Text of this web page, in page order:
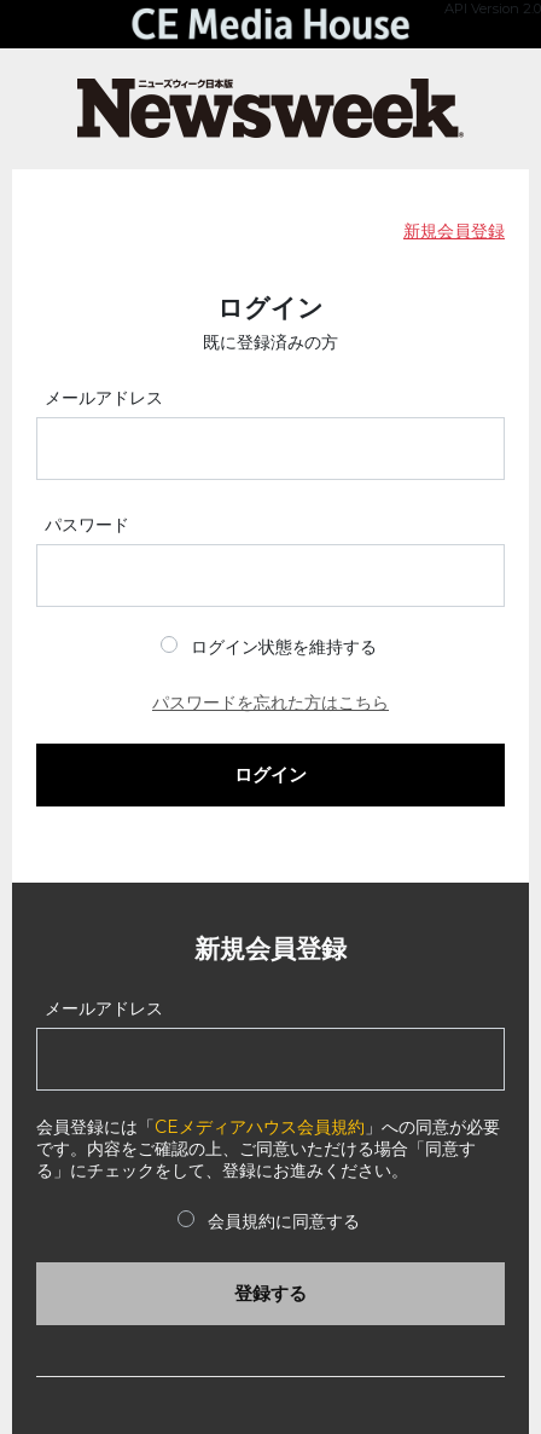
API Version 2.0
新規会員登録
ログイン
既に登録済みの方
メールアドレス
パスワード
ログイン状態を維持する
パスワードを忘れた方はこちら
ログイン
新規会員登録
メールアドレス
会員登録には「CEメディアハウス会員規約 」への同意が必要
です。内容をご確認の上、ご同意いただける場合「同意す
る」にチェックをして、登録にお進みください。
会員規約に同意する
登録する